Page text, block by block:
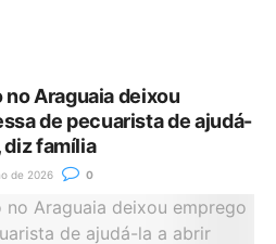
Araguaia deixou
de pecuarista de ajudá-
diz família
de 2026 0